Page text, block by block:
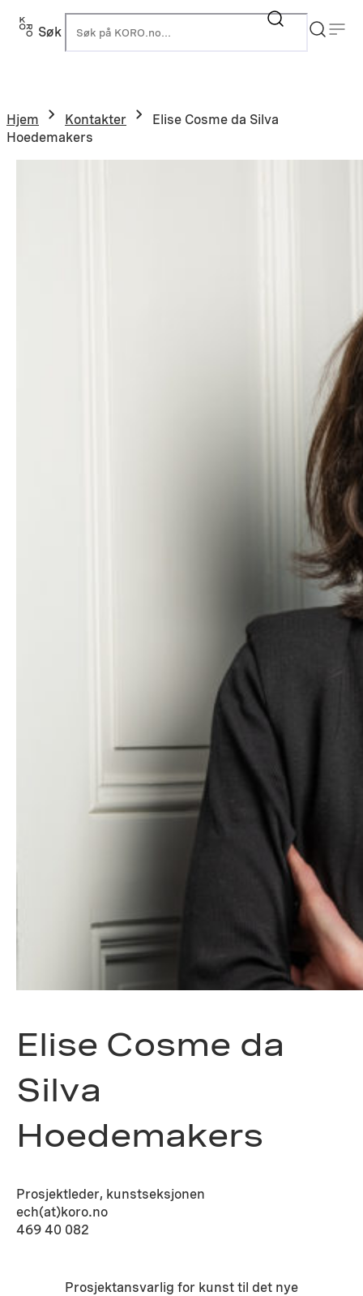
Søk
Hjem Kontakter
Elise Cosme da Silva
Hoedemakers
Elise Cosme da
Silva
Hoedemakers
Prosjektleder, kunstseksjonen
ech(at)koro.no
469 40 082
Prosjektansvarlig for kunst til det nye